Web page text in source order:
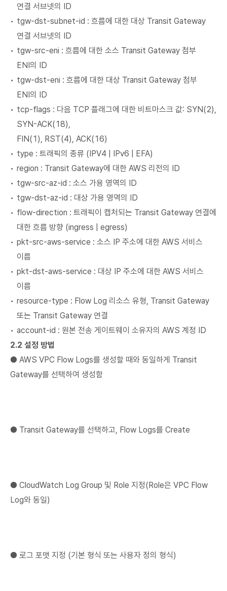
연결 서브넷의 ID
tgw-dst-subnet-id : 흐름에 대한 대상 Transit Gateway
연결 서브넷의 ID
tgw-src-eni : 흐름에 대한 소스 Transit Gateway 첨부
ENI의 ID
tgw-dst-eni : 흐름에 대한 대상 Transit Gateway 첨부
ENI의 ID
tcp-flags : 다음 TCP 플래그에 대한 비트마스크 값: SYN(2),
SYN-ACK(18),
FIN(1), RST(4), ACK(16)
type : 트래픽의 종류 (IPV4 | IPv6 | EFA)
region : Transit Gateway에 대한 AWS 리전의 ID
tgw-src-az-id : 소스 가용 영역의 ID
tgw-dst-az-id : 대상 가용 영역의 ID
flow-direction : 트래픽이 캡처되는 Transit Gateway 연결에
대한 흐름 방향 (ingress | egress)
pkt-src-aws-service : 소스 IP 주소에 대한 AWS 서비스
이름
pkt-dst-aws-service : 대상 IP 주소에 대한 AWS 서비스
이름
resource-type : Flow Log 리소스 유형, Transit Gateway
또는 Transit Gateway 연결
account-id : 원본 전송 게이트웨이 소유자의 AWS 계정 ID
2.2 설정 방법
● AWS VPC Flow Logs를 생성할 때와 동일하게 Transit
Gateway를 선택하여 생성함
● Transit Gateway를 선택하고, Flow Logs를 Create
● CloudWatch Log Group 및 Role 지정(Role은 VPC Flow
Log와 동일)
● 로그 포맷 지정 (기본 형식 또는 사용자 정의 형식)